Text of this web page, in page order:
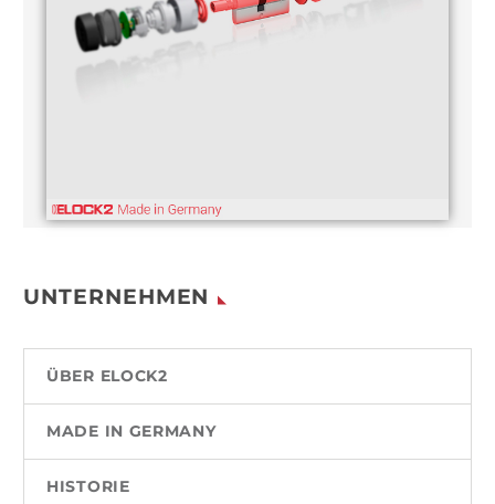
UNTERNEHMEN
ÜBER ELOCK2
MADE IN GERMANY
HISTORIE